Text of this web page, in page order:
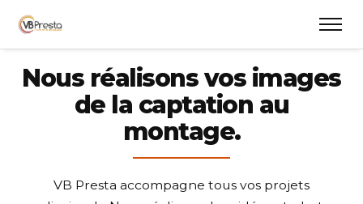
Nous réalisons vos images
de la captation au
montage.
VB Presta accompagne tous vos projets